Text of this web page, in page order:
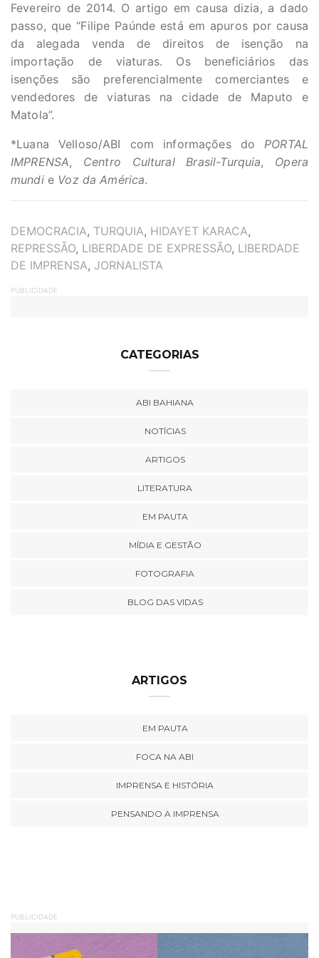
Fevereiro de 2014. O artigo em causa dizia, a dado
passo, que “Filipe Paúnde está em apuros por causa
da alegada venda de direitos de isenção na
importação de viaturas. Os beneficiários das
isenções são preferencialmente comerciantes e
vendedores de viaturas na cidade de Maputo e
Matola”.
*Luana Velloso/ABI com informações doPORTAL
IMPRENSA, Centro Cultural Brasil-Turquia, Opera
mundie Voz da América.
TAGS
DEMOCRACIA, TURQUIA, HIDAYET KARACA,
REPRESSÃO, LIBERDADE DE EXPRESSÃO, LIBERDADE
DE IMPRENSA, JORNALISTA
PUBLICIDADE
CATEGORIAS
ABI BAHIANA
NOTÍCIAS
ARTIGOS
LITERATURA
EM PAUTA
MÍDIA E GESTÃO
FOTOGRAFIA
BLOG DAS VIDAS
ARTIGOS
EM PAUTA
FOCA NA ABI
IMPRENSA E HISTÓRIA
PENSANDO A IMPRENSA
PUBLICIDADE